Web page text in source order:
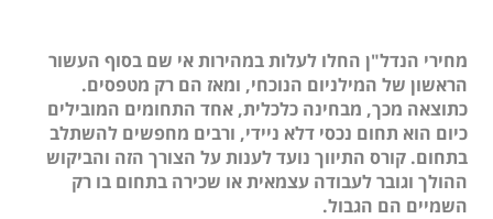
מחירי הנדל"ן החלו לעלות במהירות אי שם בסוף העשור
הראשון של המילניום הנוכחי, ומאז הם רק מטפסים.
כתוצאה מכך, מבחינה כלכלית, אחד התחומים המובילים
כיום הוא תחום נכסי דלא ניידי, ורבים מחפשים להשתלב
בתחום. קורס התיווך נועד לענות על הצורך הזה והביקוש
ההולך וגובר לעבודה עצמאית או שכירה בתחום בו רק
השמיים הם הגבול.